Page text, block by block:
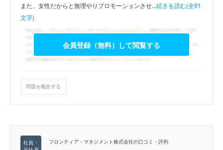
また、女性だからと無理やりプロモーションさせ...続きを読む(全91
文字)
会員登録（無料）して閲覧する
問題を報告する
フロンティア・マネジメント株式会社の口コミ・評判